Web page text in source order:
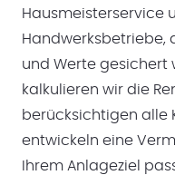
Hausmeisterservice
Handwerksbetriebe,
und Werte gesichert
kalkulieren wir die
berücksichtigen alle
entwickeln eine
Ihrem Anlageziel